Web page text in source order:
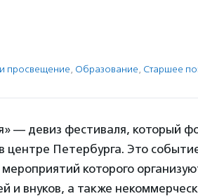
и просвещение, Образование, Старшее
— девиз фестиваля, который
центре Петербурга. Это
которого
и внуков, а также